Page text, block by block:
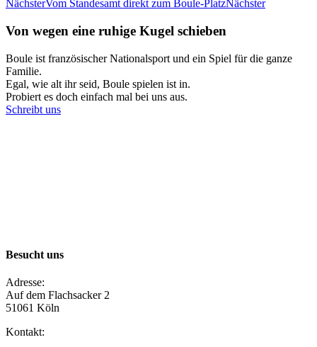
NächsterVom Standesamt direkt zum Boule-PlatzNächster
Von wegen eine ruhige Kugel schieben
Boule ist französischer Nationalsport und ein Spiel für die ganze
Familie.
Egal, wie alt ihr seid, Boule spielen ist in.
Probiert es doch einfach mal bei uns aus.
Schreibt uns
Besucht uns
Adresse:
Auf dem Flachsacker 2
51061 Köln​
Kontakt: